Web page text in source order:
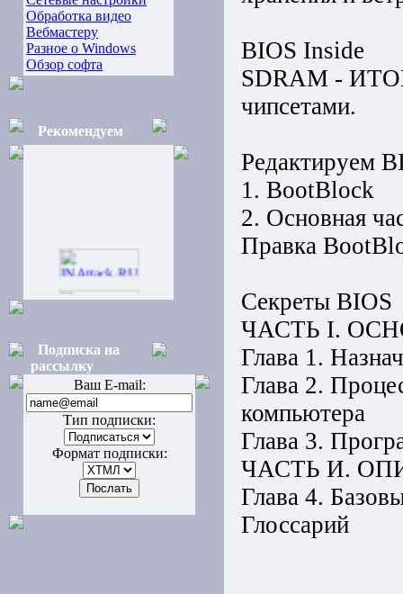
Обработка видео
Вебмастеру
Разное о Windows
Обзор софта
Рекомендуем
Подписка на
рассылку
Ваш E-mail:
Тип подписки:
Формат подписки:
BIOS Inside
SDRAM -
чипсетами.
Редактируем
1. BootBlock
2. Основная
Правка
Секреты BIOS
ЧАСТЬ I.
Глава 1.
Глава 2.
компьютера
Глава 3.
ЧАСТЬ И.
Глава 4.
Глоссарий